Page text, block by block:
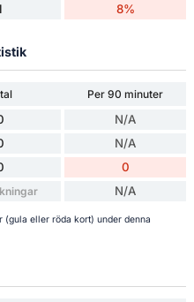
8%
Per 90 minuter
N/A
N/A
0
N/A
(gula eller röda kort) under denna